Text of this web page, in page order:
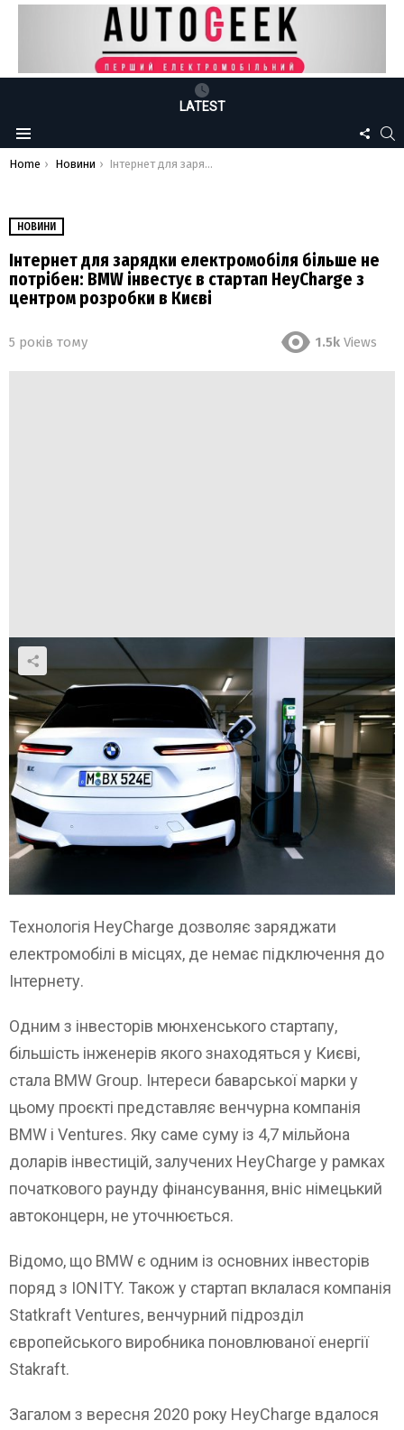
LATEST
Menu
US
You are here:
Home Новини Інтернет для зарядки електромобіля більше не потрібен: BMW інвестує в стартап HeyCharge з центром розробки в Києві
НОВИНИ
Інтернет для зарядки електромобіля більше не
потрібен: BMW інвестує в стартап HeyCharge з
центром розробки в Києві
5 років тому 1.5k Views
Технологія HeyCharge дозволяє заряджати
електромобілі в місцях, де немає підключення до
Інтернету.
Одним з інвесторів мюнхенського стартапу,
більшість інженерів якого знаходяться у Києві,
стала BMW Group. Інтереси баварської марки у
цьому проєкті представляє венчурна компанія
BMW i Ventures. Яку саме суму із 4,7 мільйона
доларів інвестицій, залучених HeyCharge у рамках
початкового раунду фінансування, вніс німецький
автоконцерн, не уточнюється.
Відомо, що BMW є одним із основних інвесторів
поряд з IONITY. Також у стартап вклалася компанія
Statkraft Ventures, венчурний підрозділ
європейського виробника поновлюваної енергії
Stakraft.
Загалом з вересня 2020 року HeyCharge вдалося